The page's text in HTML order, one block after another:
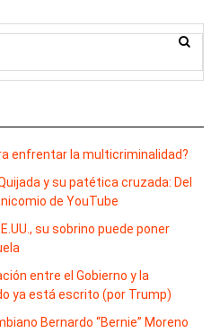
enfrentar la multicriminalidad?
y su patética cruzada: Del
de YouTube
su sobrino puede poner
entre el Gobierno y la
ya está escrito (por Trump)
Bernardo “Bernie” Moreno